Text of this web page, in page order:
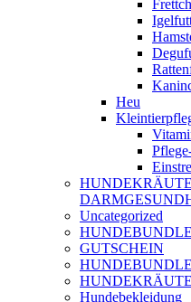
Heu
Uncategorized
GUTSCHEIN
Hundebekleidung